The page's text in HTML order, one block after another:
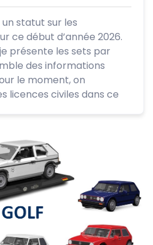
statut sur les
ce début d’année 2026.
présente les sets par
des informations
le moment, on
licences civiles dans ce